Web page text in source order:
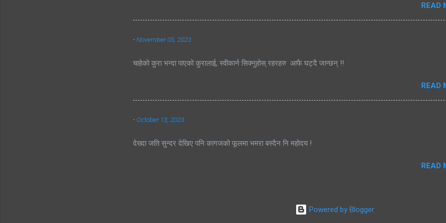
READ
-November 05, 2023
चाहेको कुरा भन्दा पाएको कुरालाई, स्वीकार्न सिक्नुहोस् रहरहरु आफै घट्दै जान्छन् !!
READ
-October 13, 2023
देख्दा जति सुन्दर देखिए पनि कागजको फूलमा भमरा बस्दैन नि महोदय !
READ
Powered by Blogger